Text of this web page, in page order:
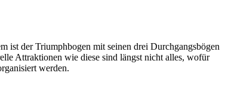
ist der Triumphbogen mit seinen drei Durchgangsbögen
Attraktionen wie diese sind längst nicht alles, wofür
werden.